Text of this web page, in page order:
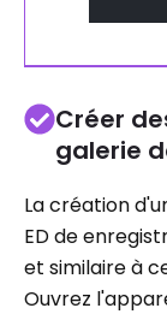
Créer
galerie
La création
ED de
et similaire à
Ouvrez